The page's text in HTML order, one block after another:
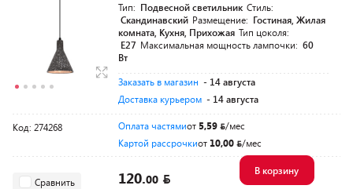
Тип: Подвесной светильник Стиль:
Скандинавский Размещение: Гостиная, Жилая
комната, Кухня, Прихожая Тип цоколя:
E27 Максимальная мощность лампочки: 60
Вт
Заказать в магазин - 14 августа
Доставка курьером - 14 августа
Код: 274268 Оплата частямиот 5,59
/мес
Картой рассрочкиот 10,00 /мес
Сравнить 120.00
В корзину